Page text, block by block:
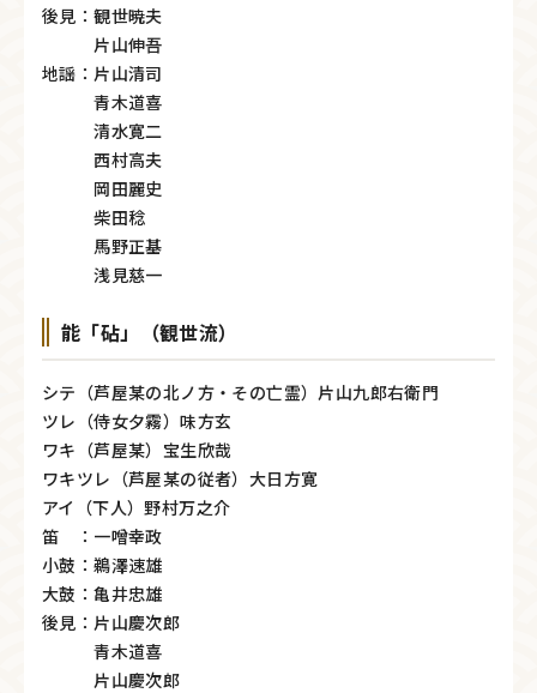
後見：観世暁夫
片山伸吾
地謡：片山清司
青木道喜
清水寛二
西村高夫
岡田麗史
柴田稔
馬野正基
浅見慈一
能「砧」（観世流）
シテ（芦屋某の北ノ方・その亡霊）片山九郎右衛門
ツレ（侍女夕霧）味方玄
ワキ（芦屋某）宝生欣哉
ワキツレ（芦屋某の従者）大日方寛
アイ（下人）野村万之介
笛 ：一噌幸政
小鼓：鵜澤速雄
大鼓：亀井忠雄
後見：片山慶次郎
青木道喜
片山慶次郎